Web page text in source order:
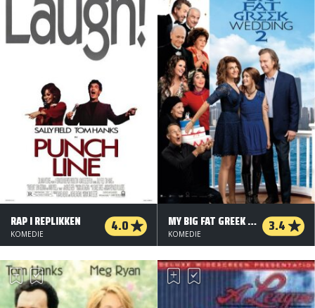
RAP I REPLIKKEN 4.0
KOMEDIE
MY BIG FAT GREEK WEDDING 2 3.4
KOMEDIE